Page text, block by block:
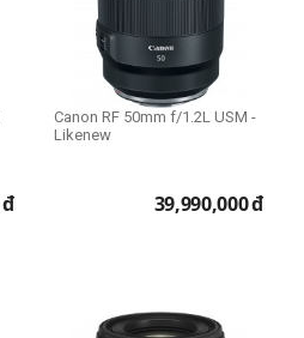
dung
đ
Canon RF 50mm f/1.2L USM -
Likenew
39,990,000đ